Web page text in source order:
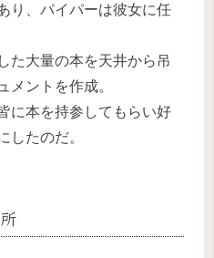
り、パイパーは彼女に任
た大量の本を天井から吊
メントを作成。
に本を持参してもらい好
したのだ。